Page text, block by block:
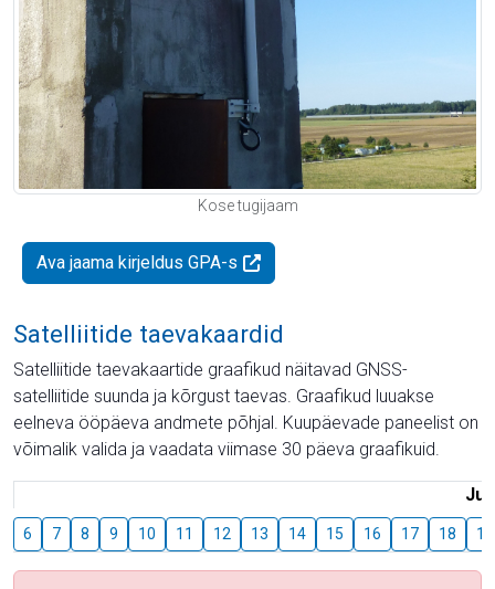
Kose tugijaam
Ava jaama kirjeldus GPA-s
Satelliitide taevakaardid
Satelliitide taevakaartide graafikud näitavad GNSS-
satelliitide suunda ja kõrgust taevas. Graafikud luuakse
eelneva ööpäeva andmete põhjal. Kuupäevade paneelist on
võimalik valida ja vaadata viimase 30 päeva graafikuid.
6 7 8 9 10 11 12 13 14 15 16 17 18 19